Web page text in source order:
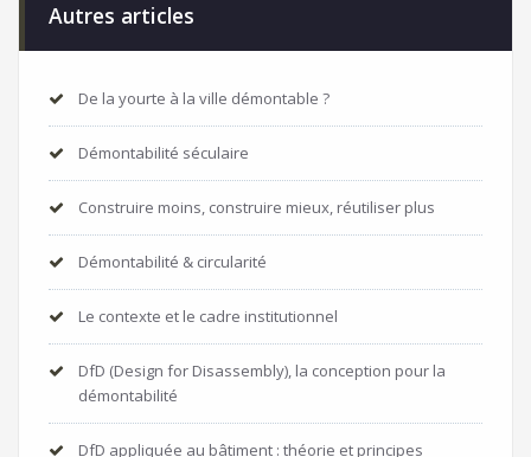
Autres articles
De la yourte à la ville démontable ?
Démontabilité séculaire
Construire moins, construire mieux, réutiliser plus
Démontabilité & circularité
Le contexte et le cadre institutionnel
DfD (Design for Disassembly), la conception pour la
démontabilité
DfD appliquée au bâtiment : théorie et principes